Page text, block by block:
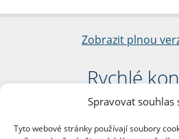
Spravovat souhlas
Tyto webové stránky používají soubory
Zobrazit plnou
Rychlé
Filozofická
nám. Jana